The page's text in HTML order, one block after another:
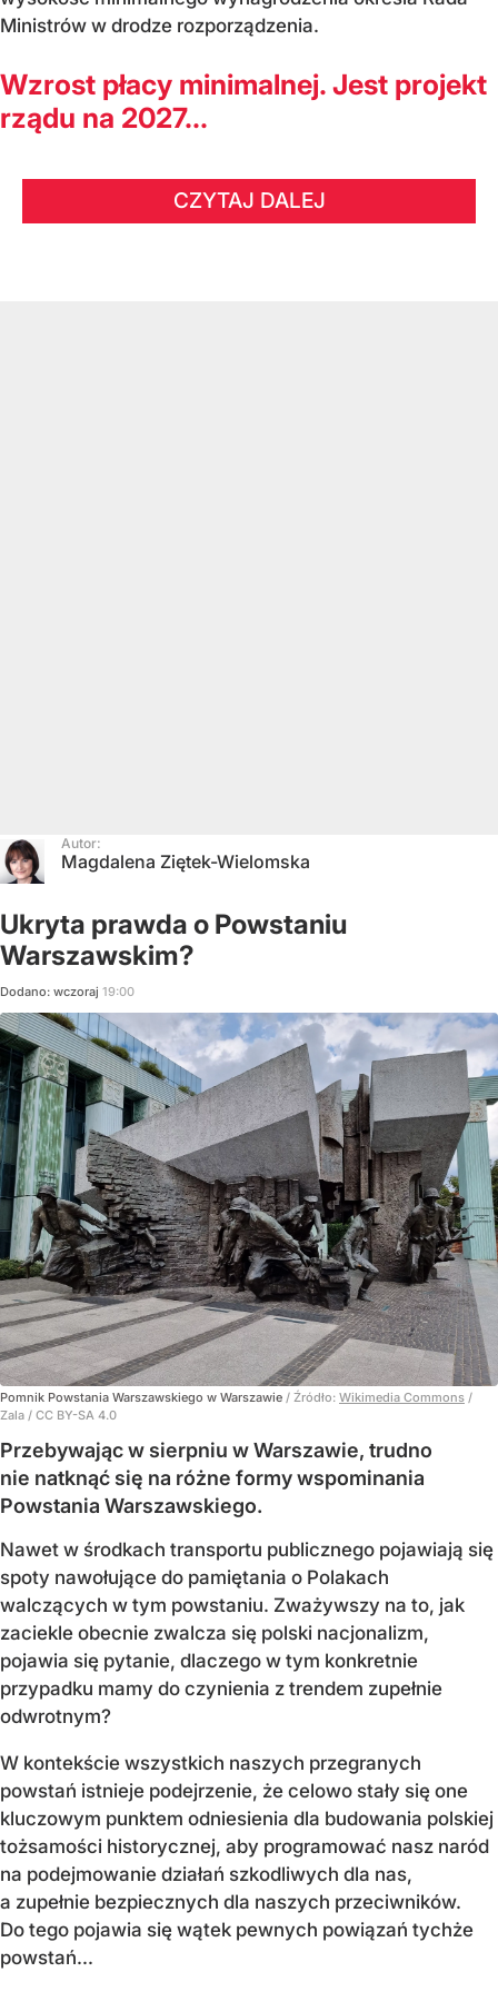
Ministrów w drodze rozporządzenia.
Wzrost płacy minimalnej. Jest projekt
rządu na 2027...
CZYTAJ DALEJ
Autor:
Magdalena Ziętek-Wielomska
Ukryta prawda o Powstaniu
Warszawskim?
Dodano: wczoraj 19:00
Pomnik Powstania Warszawskiego w Warszawie / Źródło: Wikimedia Commons /
Zala / CC BY-SA 4.0
Przebywając w sierpniu w Warszawie, trudno
nie natknąć się na różne formy wspominania
Powstania Warszawskiego.
Nawet w środkach transportu publicznego pojawiają się
spoty nawołujące do pamiętania o Polakach
walczących w tym powstaniu. Zważywszy na to, jak
zaciekle obecnie zwalcza się polski nacjonalizm,
pojawia się pytanie, dlaczego w tym konkretnie
przypadku mamy do czynienia z trendem zupełnie
odwrotnym?
W kontekście wszystkich naszych przegranych
powstań istnieje podejrzenie, że celowo stały się one
kluczowym punktem odniesienia dla budowania polskiej
tożsamości historycznej, aby programować nasz naród
na podejmowanie działań szkodliwych dla nas,
a zupełnie bezpiecznych dla naszych przeciwników.
Do tego pojawia się wątek pewnych powiązań tychże
powstań...